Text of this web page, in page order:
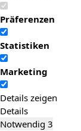
Präferenzen
Statistiken
Marketing
Details zeigen
Details
Notwendig 3